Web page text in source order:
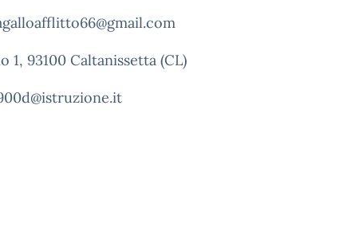
93100 Caltanissetta (CL)